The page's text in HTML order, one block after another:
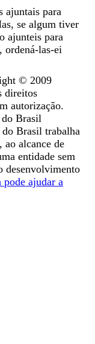
ajuntais para
, se algum tiver
ajunteis para
, ordená-las-ei
© 2009
direitos
autorização.
do Brasil
Brasil trabalha
ao alcance de
entidade sem
desenvolvimento
pode ajudar a